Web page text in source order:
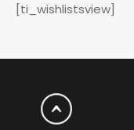
[ti_wishlistsview]